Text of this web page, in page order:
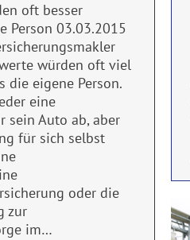
oft besser
Person 03.03.2015
würden oft viel
die eigene Person.
eine
sein Auto ab, aber
für sich selbst
oder die
zur
im…